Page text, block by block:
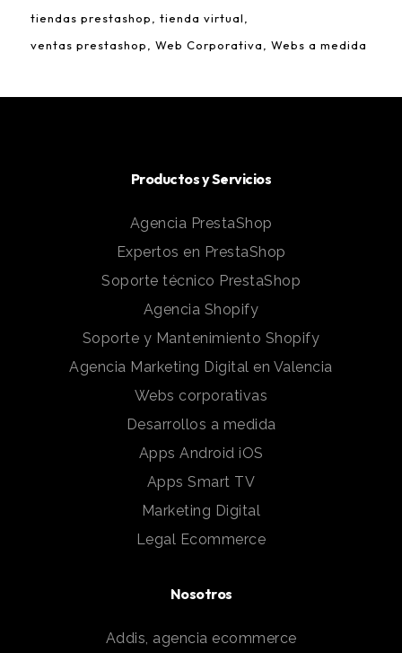
tiendas prestashop
tienda virtual
ventas prestashop
Web Corporativa Webs a medida
Productos y Servicios
Agencia PrestaShop
Expertos en PrestaShop
Soporte técnico PrestaShop
Agencia Shopify
Soporte y Mantenimiento Shopify
Agencia Marketing Digital en Valencia
Webs corporativas
Desarrollos a medida
Apps Android iOS
Apps Smart TV
Marketing Digital
Legal Ecommerce
Nosotros
Addis, agencia ecommerce